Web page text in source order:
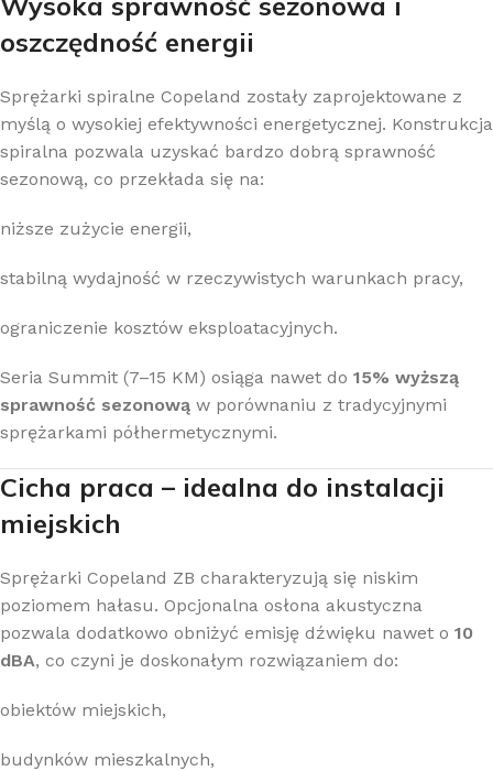
oszczędność energii
Sprężarki spiralne Copeland zostały zaprojektowane z
myślą o wysokiej efektywności energetycznej. Konstrukcja
spiralna pozwala uzyskać bardzo dobrą sprawność
sezonową, co przekłada się na:
niższe zużycie energii,
stabilną wydajność w rzeczywistych warunkach pracy,
ograniczenie kosztów eksploatacyjnych.
Seria Summit (7–15 KM) osiąga nawet do 15% wyższą
sprawność sezonową w porównaniu z tradycyjnymi
sprężarkami półhermetycznymi.
Cicha praca – idealna do instalacji
miejskich
Sprężarki Copeland ZB charakteryzują się niskim
poziomem hałasu. Opcjonalna osłona akustyczna
pozwala dodatkowo obniżyć emisję dźwięku nawet o 10
dBA, co czyni je doskonałym rozwiązaniem do:
obiektów miejskich,
budynków mieszkalnych,